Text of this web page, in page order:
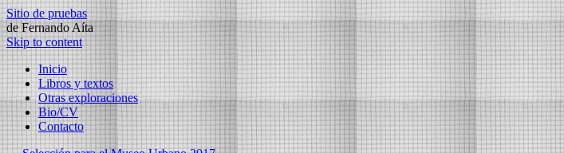
Sitio de pruebas
de Fernando Aíta
Skip to content
Inicio
Libros y textos
Otras exploraciones
Bio/CV
Contacto